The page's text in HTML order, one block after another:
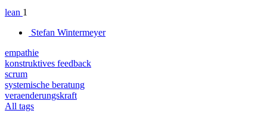
lean 1
Stefan Wintermeyer
empathie
konstruktives feedback
scrum
systemische beratung
veraenderungskraft
All tags